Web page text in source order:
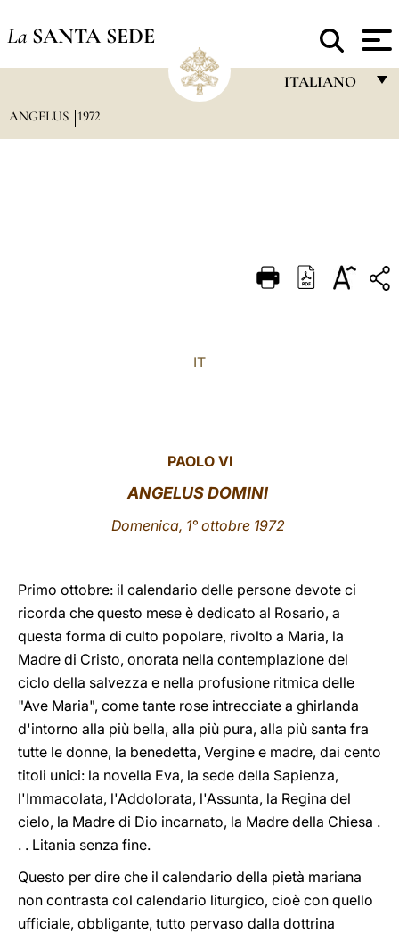
La SANTA SEDE
ITALIANO
DEUTSCH
ANGELUS 1972
IT
PAOLO VI
ANGELUS DOMINI
Domenica, 1° ottobre 1972
Primo ottobre: il calendario delle persone devote ci
ricorda che questo mese è dedicato al Rosario, a
questa forma di culto popolare, rivolto a Maria, la
Madre di Cristo, onorata nella contemplazione del
ciclo della salvezza e nella profusione ritmica delle
"Ave Maria", come tante rose intrecciate a ghirlanda
d'intorno alla più bella, alla più pura, alla più santa fra
tutte le donne, la benedetta, Vergine e madre, dai cento
titoli unici: la novella Eva, la sede della Sapienza,
l'Immacolata, l'Addolorata, l'Assunta, la Regina del
cielo, la Madre di Dio incarnato, la Madre della Chiesa .
. . Litania senza fine.
Questo per dire che il calendario della pietà mariana
non contrasta col calendario liturgico, cioè con quello
ufficiale, obbligante, tutto pervaso dalla dottrina